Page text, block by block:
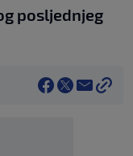
posljednjeg